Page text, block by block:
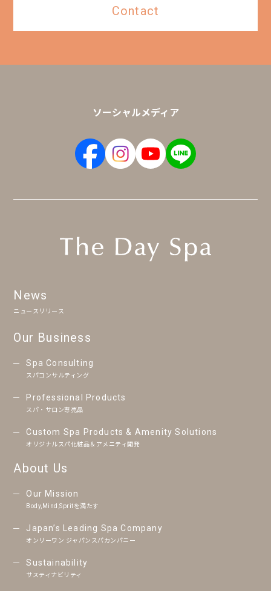
Contact
ソーシャルメディア
News
ニュースリリース
Our Business
Spa Consulting
スパコンサルティング
Professional Products
スパ・サロン専売品
Custom Spa Products & Amenity Solutions
オリジナルスパ化粧品＆アメニティ開発
About Us
Our Mission
Body,Mind,Spritを満たす
Japan’s Leading Spa Company
オンリーワン ジャパンスパカンパニー
Sustainability
サスティナビリティ